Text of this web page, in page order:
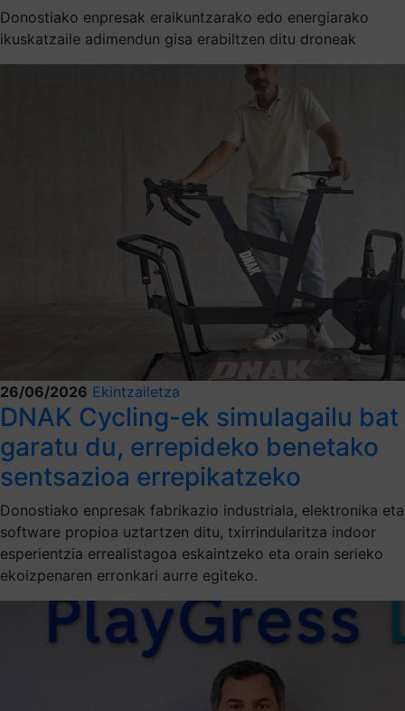
Donostiako enpresak eraikuntzarako edo energiarako
ikuskatzaile adimendun gisa erabiltzen ditu droneak
26/06/2026 Ekintzailetza
DNAK Cycling-ek simulagailu bat
garatu du, errepideko benetako
sentsazioa errepikatzeko
Donostiako enpresak fabrikazio industriala, elektronika eta
software propioa uztartzen ditu, txirrindularitza indoor
esperientzia errealistagoa eskaintzeko eta orain serieko
ekoizpenaren erronkari aurre egiteko.